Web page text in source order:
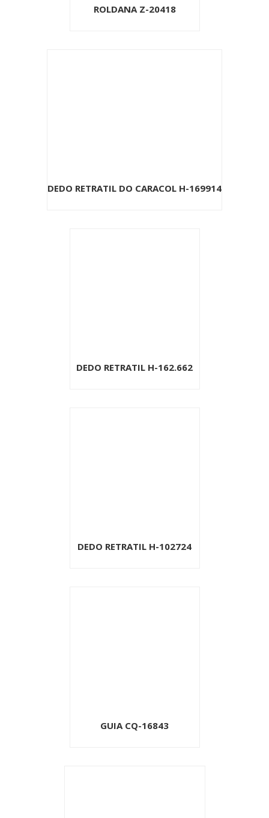
ROLDANA Z-20418
DEDO RETRATIL DO CARACOL H-169914
DEDO RETRATIL H-162.662
DEDO RETRATIL H-102724
GUIA CQ-16843